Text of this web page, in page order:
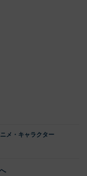
メ・キャラクター